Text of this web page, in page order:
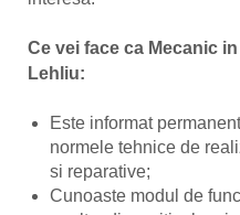
Ce vei face ca Mecanic
Lehliu:
Este informat
normele tehnice de
si reparative;
Cunoaste modul de